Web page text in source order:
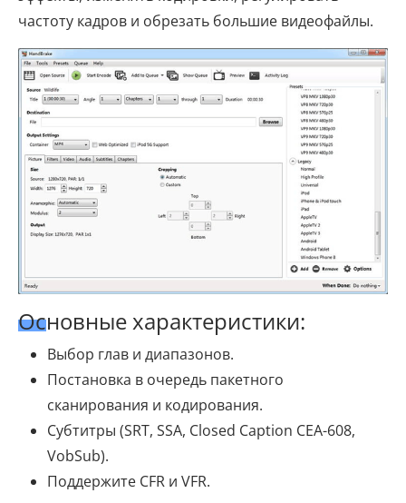
частоту кадров и обрезать большие видеофайлы.
Основные характеристики:
Выбор глав и диапазонов.
Постановка в очередь пакетного
сканирования и кодирования.
Субтитры (SRT, SSA, Closed Caption CEA-608,
VobSub).
Поддержите CFR и VFR.